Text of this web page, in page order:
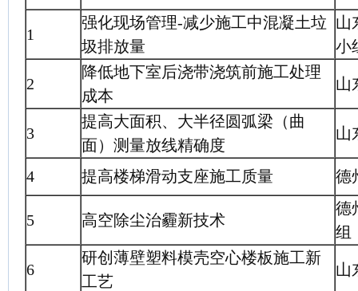
1
强化现场管理-减少施工中混凝土垃
圾排放量
山
小
2
降低地下室后浇带浇筑前施工处理
成本
山
3
提高大面积、大半径圆弧梁（曲
面）测量放线精确度
山
4 提高楼梯滑动支座施工质量 德
5 高空除尘治霾新技术
德
组
6
研创薄壁塑料模壳空心楼板施工新
工艺
山